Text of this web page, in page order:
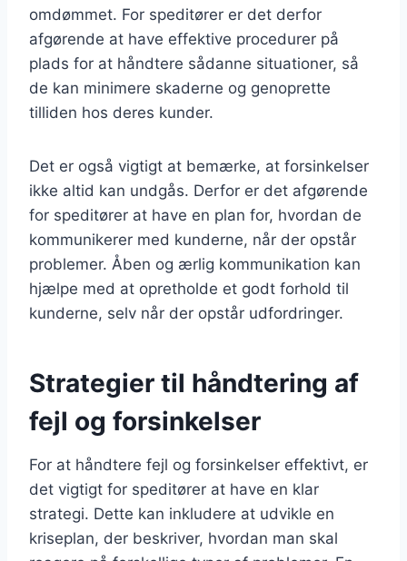
omdømmet. For speditører er det derfor
afgørende at have effektive procedurer på
plads for at håndtere sådanne situationer, så
de kan minimere skaderne og genoprette
tilliden hos deres kunder.
Det er også vigtigt at bemærke, at forsinkelser
ikke altid kan undgås. Derfor er det afgørende
for speditører at have en plan for, hvordan de
kommunikerer med kunderne, når der opstår
problemer. Åben og ærlig kommunikation kan
hjælpe med at opretholde et godt forhold til
kunderne, selv når der opstår udfordringer.
Strategier til håndtering af
fejl og forsinkelser
For at håndtere fejl og forsinkelser effektivt, er
det vigtigt for speditører at have en klar
strategi. Dette kan inkludere at udvikle en
kriseplan, der beskriver, hvordan man skal